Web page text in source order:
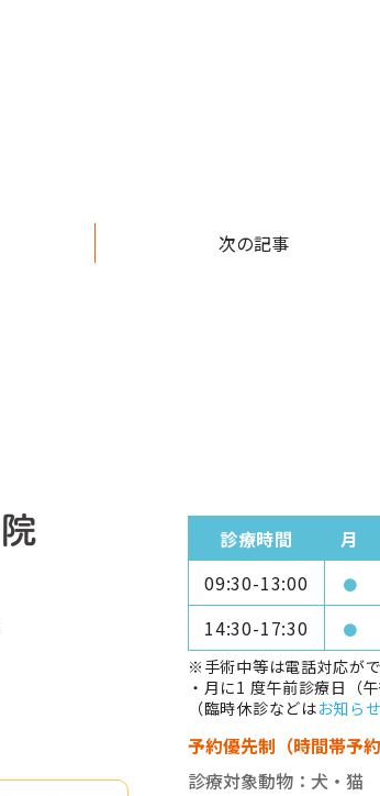
次の記事
診療時間 月
09:30-13:00
●
14:30-17:30 ●
※手術中等は電話対応が
・月に1 度午前診療日（
（臨時休診などはお知らせ
予約優先制（時間帯予約
診療対象動物：犬・猫